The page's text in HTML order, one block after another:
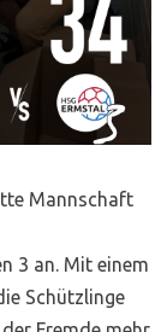
Mannschaft
3 an. Mit einem
Schützlinge